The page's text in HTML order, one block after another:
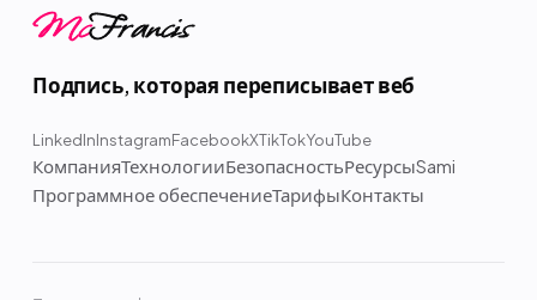
McFrancis
Подпись, которая переписывает веб
LinkedInInstagramFacebookXTikTokYouTube
КомпанияТехнологииБезопасностьРесурсыSami
Программное обеспечениеТарифыКонтакты